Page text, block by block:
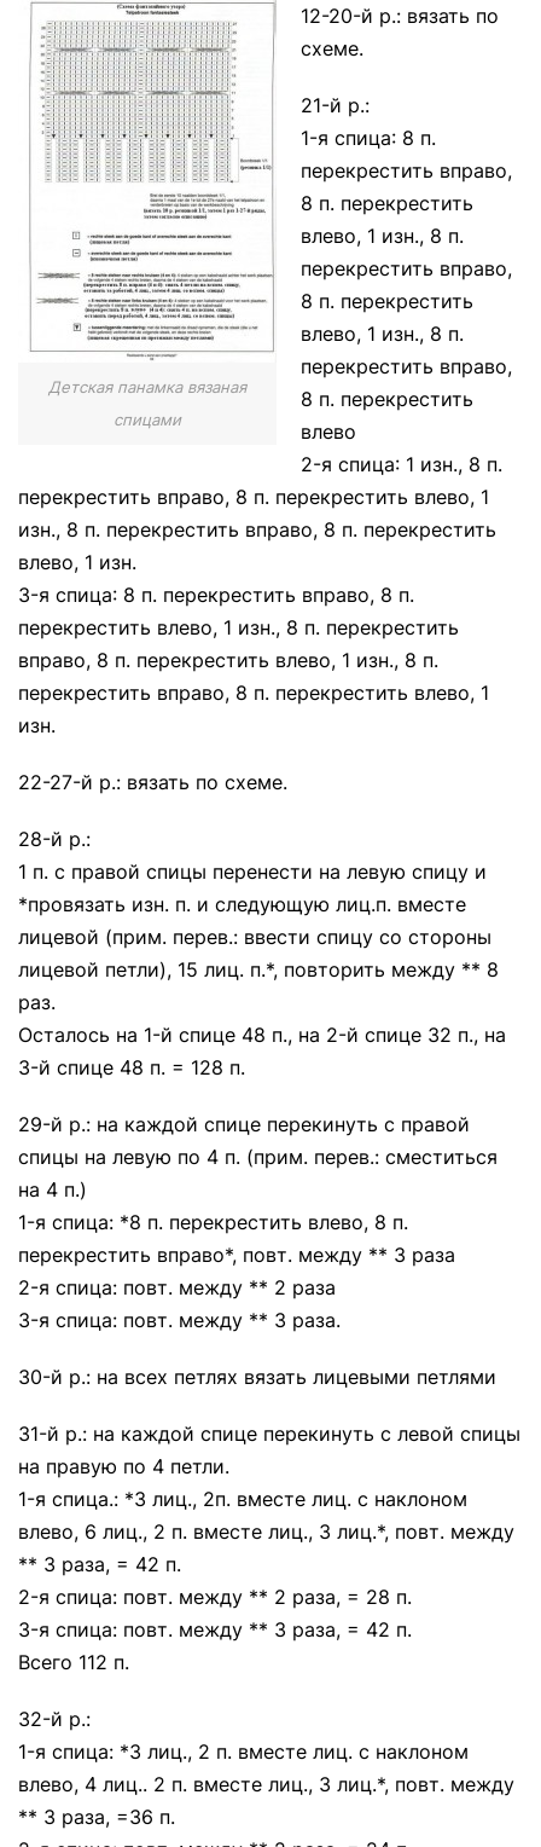
Детская панамка вязаная
спицами
12-20-й р.: вязать по
схеме.
21-й р.:
1-я спица: 8 п.
перекрестить вправо,
8 п. перекрестить
влево, 1 изн., 8 п.
перекрестить вправо,
8 п. перекрестить
влево, 1 изн., 8 п.
перекрестить вправо,
8 п. перекрестить
влево
2-я спица: 1 изн., 8 п.
перекрестить вправо, 8 п. перекрестить влево, 1
изн., 8 п. перекрестить вправо, 8 п. перекрестить
влево, 1 изн.
3-я спица: 8 п. перекрестить вправо, 8 п.
перекрестить влево, 1 изн., 8 п. перекрестить
вправо, 8 п. перекрестить влево, 1 изн., 8 п.
перекрестить вправо, 8 п. перекрестить влево, 1
изн.
22-27-й р.: вязать по схеме.
28-й р.:
1 п. с правой спицы перенести на левую спицу и
*провязать изн. п. и следующую лиц.п. вместе
лицевой (прим. перев.: ввести спицу со стороны
лицевой петли), 15 лиц. п.*, повторить между ** 8
раз.
Осталось на 1-й спице 48 п., на 2-й спице 32 п., на
3-й спице 48 п. = 128 п.
29-й р.: на каждой спице перекинуть с правой
спицы на левую по 4 п. (прим. перев.: сместиться
на 4 п.)
1-я спица: *8 п. перекрестить влево, 8 п.
перекрестить вправо*, повт. между ** 3 раза
2-я спица: повт. между ** 2 раза
3-я спица: повт. между ** 3 раза.
30-й р.: на всех петлях вязать лицевыми петлями
31-й р.: на каждой спице перекинуть с левой спицы
на правую по 4 петли.
1-я спица.: *3 лиц., 2п. вместе лиц. с наклоном
влево, 6 лиц., 2 п. вместе лиц., 3 лиц.*, повт. между
** 3 раза, = 42 п.
2-я спица: повт. между ** 2 раза, = 28 п.
3-я спица: повт. между ** 3 раза, = 42 п.
Всего 112 п.
32-й р.:
1-я спица: *3 лиц., 2 п. вместе лиц. с наклоном
влево, 4 лиц.. 2 п. вместе лиц., 3 лиц.*, повт. между
** 3 раза, =36 п.